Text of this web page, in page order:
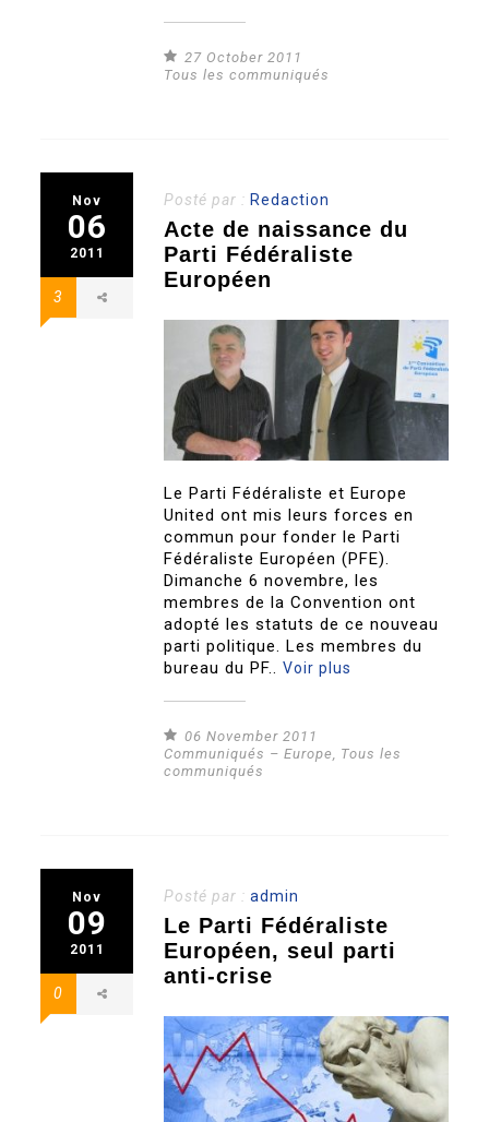
27 October 2011
Tous les communiqués
Nov
06
2011
3
Posté par : Redaction
Acte de naissance du
Parti Fédéraliste
Européen
Le Parti Fédéraliste et Europe
United ont mis leurs forces en
commun pour fonder le Parti
Fédéraliste Européen (PFE).
Dimanche 6 novembre, les
membres de la Convention ont
adopté les statuts de ce nouveau
parti politique. Les membres du
bureau du PF..Voir plus
06 November 2011
Communiqués – Europe
Tous les
communiqués
Nov
09
2011
0
Posté par :admin
Le Parti Fédéraliste
Européen, seul parti
anti-crise